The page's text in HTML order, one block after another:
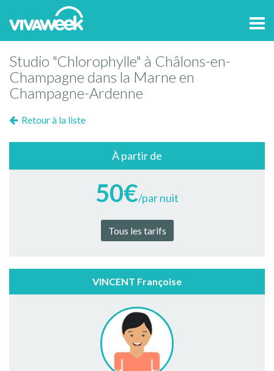
Studio "Chlorophylle" à Châlons-en-
Champagne dans la Marne en
Champagne-Ardenne
Retour à la liste
À partir de
50€/par nuit
Tous les tarifs
VINCENT Françoise